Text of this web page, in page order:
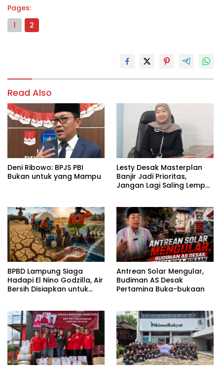
Pages:
1
2
Read Also
Deni Ribowo: BPJS PBI
Bukan untuk yang Mampu
Lesty Desak Masterplan
Banjir Jadi Prioritas,
Jangan Lagi Saling Lempar
BPBD Lampung Siaga
Hadapi El Nino Godzilla, Air
Bersih Disiapkan untuk
Antrean Solar Mengular,
Budiman AS Desak
Pertamina Buka-bukaan